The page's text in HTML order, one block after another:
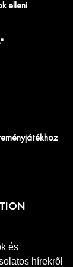
elleni
és
hírekről